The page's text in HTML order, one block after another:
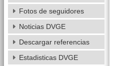
Fotos de seguidores
Noticias DVGE
Descargar referencias
Estadisticas DVGE